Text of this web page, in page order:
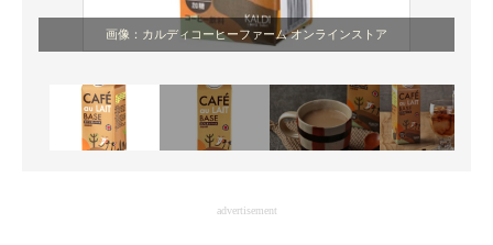
経営リーダーのコミュニティ
マーケ×ITの今がよく分かる
ITエンジニア向け専門サイト
画像：カルディコーヒーファーム オンラインストア
advertisement